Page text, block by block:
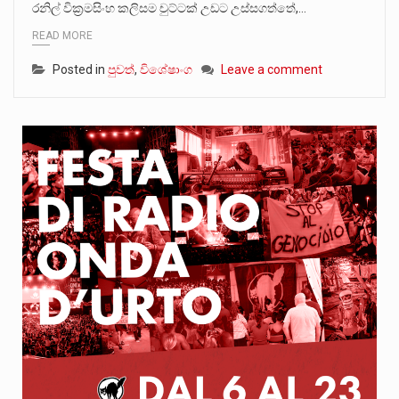
රනිල් වික්‍රමසිංහ කලිසම චුට්ටක් උඩට උස්සගත්තේ,…
READ MORE
Posted in පුවත්, විශේෂාංග Leave a comment